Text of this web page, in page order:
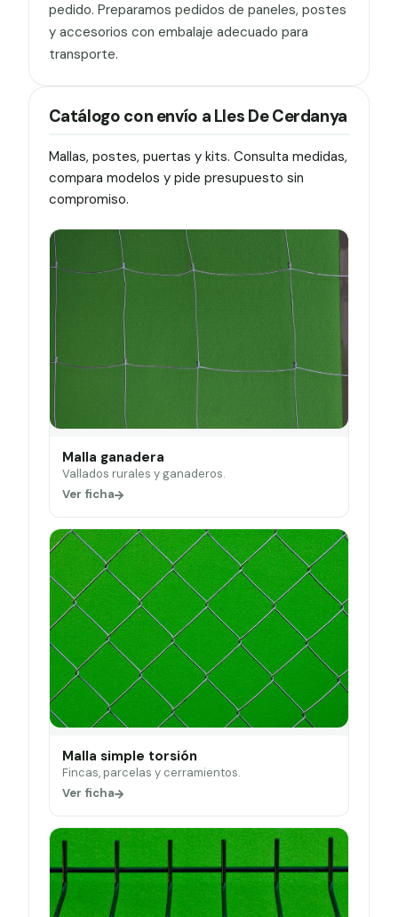
pedido. Preparamos pedidos de paneles, postes
y accesorios con embalaje adecuado para
transporte.
Catálogo con envío a Lles De Cerdanya
Mallas, postes, puertas y kits. Consulta medidas,
compara modelos y pide presupuesto sin
compromiso.
Malla ganadera
Vallados rurales y ganaderos.
Ver ficha
Malla simple torsión
Fincas, parcelas y cerramientos.
Ver ficha